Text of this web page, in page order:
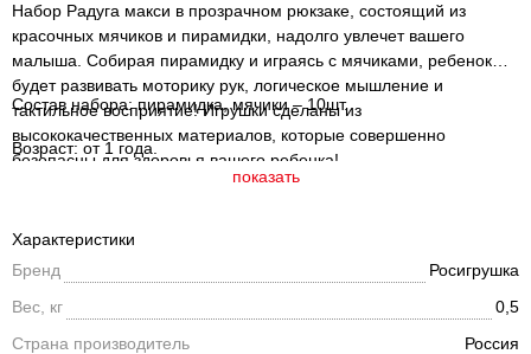
Набор Радуга макси в прозрачном рюкзаке, состоящий из
красочных мячиков и пирамидки, надолго увлечет вашего
малыша. Собирая пирамидку и играясь с мячиками, ребенок
будет развивать моторику рук, логическое мышление и
тактильное восприятие! Игрушки сделаны из
высококачественных материалов, которые совершенно
безопасны для здоровья вашего ребенка!
Состав набора: пирамидка, мячики – 10шт.
Возраст: от 1 года.
показать
Характеристики
Бренд
Росигрушка
Вес, кг
0,5
Страна производитель
Россия